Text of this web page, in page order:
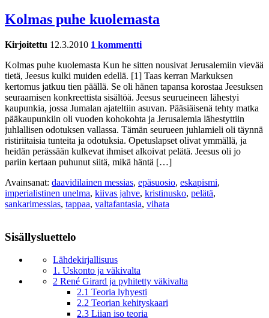
Kolmas puhe kuolemasta
Kirjoitettu 12.3.2010 1 kommentti
Kolmas puhe kuolemasta Kun he sitten nousivat Jerusalemiin vievää
tietä, Jeesus kulki muiden edellä. [1] Taas kerran Markuksen
kertomus jatkuu tien päällä. Se oli hänen tapansa korostaa Jeesuksen
seuraamisen konkreettista sisältöä. Jeesus seurueineen lähestyi
kaupunkia, jossa Jumalan ajateltiin asuvan. Pääsiäisenä tehty matka
pääkaupunkiin oli vuoden kohokohta ja Jerusalemia lähestyttiin
juhlallisen odotuksen vallassa. Tämän seurueen juhlamieli oli täynnä
ristiriitaisia tunteita ja odotuksia. Opetuslapset olivat ymmällä, ja
heidän perässään kulkevat ihmiset alkoivat pelätä. Jeesus oli jo
pariin kertaan puhunut siitä, mikä häntä […]
Avainsanat: daavidilainen messias, epäsuosio, eskapismi,
imperialistinen unelma, kiivas jahve, kristinusko, pelätä,
sankarimessias, tappaa, valtafantasia, vihata
Sisällysluettelo
Lähdekirjallisuus
1. Uskonto ja väkivalta
2 René Girard ja pyhitetty väkivalta
2.1 Teoria lyhyesti
2.2 Teorian kehityskaari
2.3 Liian iso teoria